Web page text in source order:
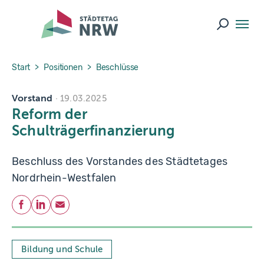
Skip to main navigation
Skip to main content
Skip to page footer
Suche
You are here:
Start Positionen Beschlüsse
Vorstand 19.03.2025
Reform der
Schulträgerfinanzierung
Beschluss des Vorstandes des Städtetages
Nordrhein-Westfalen
Teilen
Facebook
LinkedIn
E-Mail
Bildung und Schule